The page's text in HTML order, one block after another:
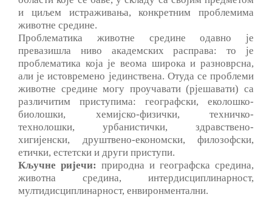
и циљем истраживања, конкретним проблемима
животне средине.
Проблематика животне средине одавно je
превазишла ниво академских расправа: то je
проблематика која je веома широка и разноврсна,
али je истовремено јединствена. Отуда се проблеми
животне средине могу проучавати (рјешавати) са
различитим приступима: географски, еколошко-
биолошки, хемијско-физички, техничко-
технолошки, урбанистички, здравствено-
хигијенски, друштвено-економски, филозофски,
етички, естетски и други приступи.
Кључне ријечи: природна и географска средина,
животна средина, интердисциплинарност,
мултидисциплинарност, енвиронментални.